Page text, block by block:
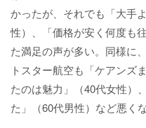
かったが、それでも「大手
性）、「価格が安く何度も
た満足の声が多い。同様に
トスター航空も「ケアンズ
たのは魅力」（40代女性）
た」（60代男性）など悪く